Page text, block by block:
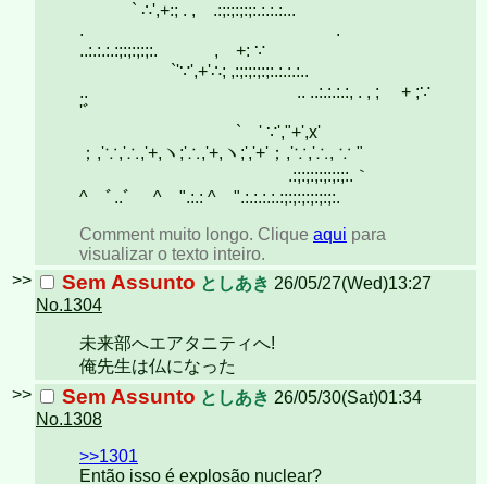
` ∴',+:; . , .:;:;:;:;:.:.:.:...
. .
..:.:.:.:;:;:;:;:. , +: ∵
`'∵',+'∴; ,:;:;:;:;:.:.:.:..
.. .. ..:.:.:.:, . , ; + ;∵
'ﾞ
` ' ∵',"+',x'
；,'∵,'∴,'+,ヽ;'∴,'+,ヽ;','+'；,'∵,'∴, ∵ "
.:;:;:;:;:;:;:.｀
^ ﾞ..ﾞ ^ ".:.: ^ ".:.:.:.:.:;:;:;:;:;:;:.
Comment muito longo. Clique aqui para
visualizar o texto inteiro.
>>
Sem Assunto としあき 26/05/27(Wed)13:27
No.1304
未来部へエアタニティへ!
俺先生は仏になった
>>
Sem Assunto としあき 26/05/30(Sat)01:34
No.1308
>>1301
Então isso é explosão nuclear?